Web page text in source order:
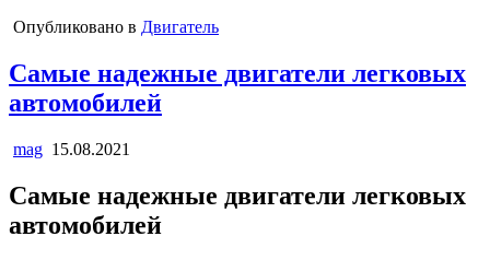
Опубликовано в Двигатель
Самые надежные двигатели легковых
автомобилей
mag 15.08.2021
Самые надежные двигатели легковых
автомобилей